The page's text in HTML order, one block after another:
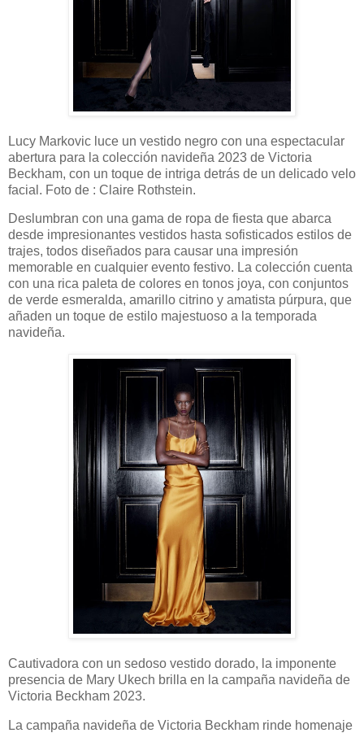
Lucy Markovic luce un vestido negro con una espectacular
abertura para la colección navideña 2023 de Victoria
Beckham, con un toque de intriga detrás de un delicado velo
facial. Foto de : Claire Rothstein.
Deslumbran con una gama de ropa de fiesta que abarca
desde impresionantes vestidos hasta sofisticados estilos de
trajes, todos diseñados para causar una impresión
memorable en cualquier evento festivo. La colección cuenta
con una rica paleta de colores en tonos joya, con conjuntos
de verde esmeralda, amarillo citrino y amatista púrpura, que
añaden un toque de estilo majestuoso a la temporada
navideña.
Cautivadora con un sedoso vestido dorado, la imponente
presencia de Mary Ukech brilla en la campaña navideña de
Victoria Beckham 2023.
La campaña navideña de Victoria Beckham rinde homenaje